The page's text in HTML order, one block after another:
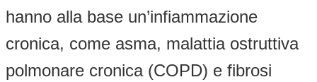
hanno alla base un’infiammazione
cronica, come asma, malattia ostruttiva
polmonare cronica (COPD) e fibrosi